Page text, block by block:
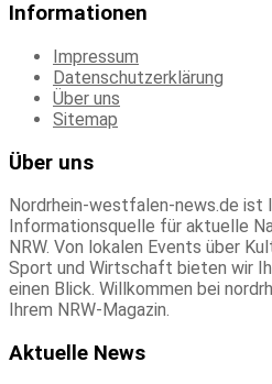
Informationen
Impressum
Datenschutzerklärung
Über uns
Sitemap
Über uns
Nordrhein-westfalen-news.de ist
Informationsquelle für aktuelle
NRW. Von lokalen Events über
Sport und Wirtschaft bieten wir
einen Blick. Willkommen bei
Ihrem NRW-Magazin.
Aktuelle News